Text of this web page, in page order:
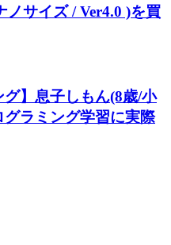
ノサイズ / Ver4.0 )を買
グ】息子しもん(8歳/小
ラミング学習に実際